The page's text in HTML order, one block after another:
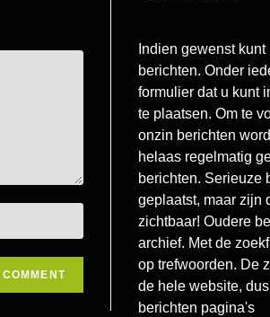
Indien gewenst
berichten. Onder
formulier dat u kunt
te plaatsen. Om te
onzin berichten
helaas regelmatig
berichten. Serieuze
geplaatst, maar zijn
zichtbaar! Oudere
archief. Met de
op trefwoorden. De
de hele website,
berichten pagina's